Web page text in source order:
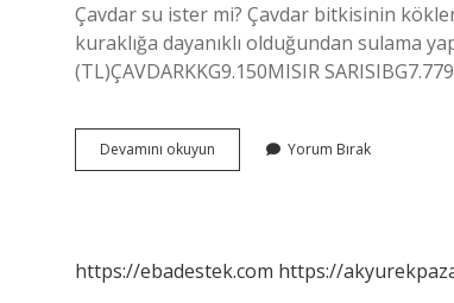
Çavdar su ister mi? Çavdar bitkisinin
kuraklığa dayanıklı olduğundan sulama
(TL)ÇAVDARKKG9.150MISIR
Devamını okuyun
Dekarda
Yorum Bırak
https://ebadestek.com https://